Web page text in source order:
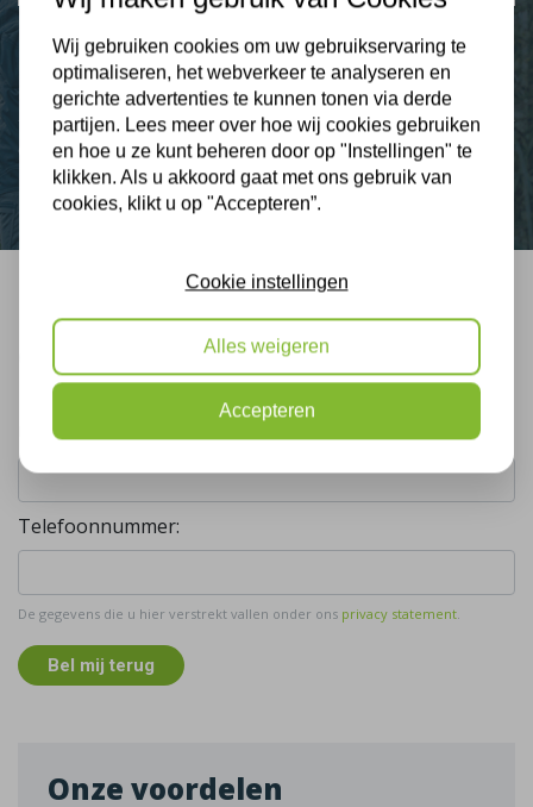
Nieuws
Contact
Bel mij terug
Gratis, vrijblijvend advies
Uw naam:
Telefoonnummer:
De gegevens die u hier verstrekt vallen onder ons privacy statement.
Bel mij terug
Onze voordelen
Wij gebruiken cookies om uw gebruikservaring te
optimaliseren, het webverkeer te analyseren en
gerichte advertenties te kunnen tonen via derde
partijen. Lees meer over hoe wij cookies gebruiken
en hoe u ze kunt beheren door op "Instellingen" te
klikken. Als u akkoord gaat met ons gebruik van
cookies, klikt u op "Accepteren”.
Cookie instellingen
Alles weigeren
Accepteren